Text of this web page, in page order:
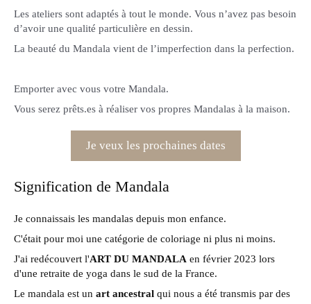
Les ateliers sont adaptés à tout le monde. Vous n’avez pas besoin
d’avoir une qualité particulière en dessin.
La beauté du Mandala vient de l’imperfection dans la perfection.
Emporter avec vous votre Mandala.
Vous serez prêts.es à réaliser vos propres Mandalas à la maison.
Je veux les prochaines dates
Signification de Mandala
Je connaissais les mandalas depuis mon enfance.
C'était pour moi une catégorie de coloriage ni plus ni moins.
J'ai redécouvert l'ART DU MANDALA en février 2023 lors
d'une retraite de yoga dans le sud de la France.
Le mandala est un art ancestral qui nous a été transmis par des